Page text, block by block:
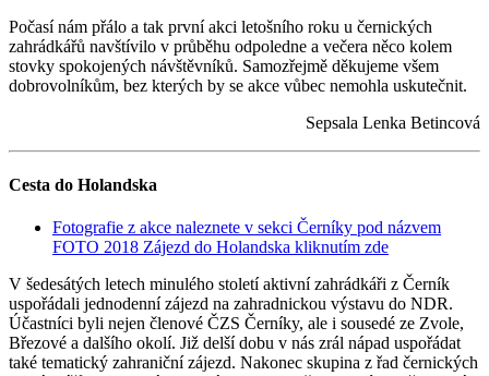
Počasí nám přálo a tak první akci letošního roku u černických
zahrádkářů navštívilo v průběhu odpoledne a večera něco kolem
stovky spokojených návštěvníků. Samozřejmě děkujeme všem
dobrovolníkům, bez kterých by se akce vůbec nemohla uskutečnit.
Sepsala Lenka Betincová
Cesta do Holandska
Fotografie z akce naleznete v sekci Černíky pod názvem
FOTO 2018 Zájezd do Holandska kliknutím zde
V šedesátých letech minulého století aktivní zahrádkáři z Černík
uspořádali jednodenní zájezd na zahradnickou výstavu do NDR.
Účastníci byli nejen členové ČZS Černíky, ale i sousedé ze Zvole,
Březové a dalšího okolí. Již delší dobu v nás zrál nápad uspořádat
také tematický zahraniční zájezd. Nakonec skupina z řad černických